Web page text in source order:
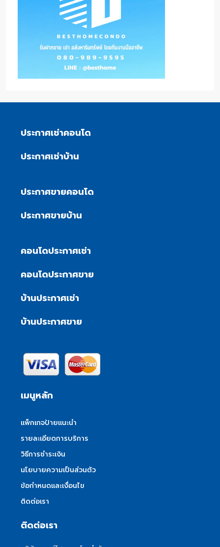
ประกาศเช่าคอนโด
ประกาศเช่าบ้าน
ประกาศขายคอนโด
ประกาศขายบ้าน
คอนโดประกาศเช่า
คอนโดประกาศขาย
บ้านประกาศเช่า
บ้านประกาศขาย
เมนูหลัก
แพ็กเกจป้ายแนะนำ
รายละเอียดการบริการ
วิธีการชำระเงิน
นโยบายความเป็นส่วนตัว
ข้อกำหนดและเงื่อนไข
ติดต่อเรา
ติดต่อเรา